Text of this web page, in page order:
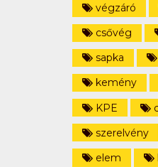
végzáró
csővég
sapka
kemény
KPE
szerelvény
elem